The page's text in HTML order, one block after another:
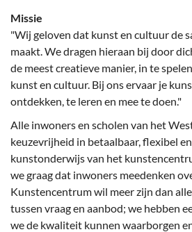
Missie
"Wij geloven dat kunst en cultuur de
maakt. We dragen hieraan bij door
de meest creatieve manier, in te
kunst en cultuur. Bij ons ervaar je
ontdekken, te leren en mee te doen."
Alle inwoners en scholen van het
keuzevrijheid in betaalbaar, flexibel
kunstonderwijs van het
we graag dat inwoners meedenken
Kunstencentrum wil meer zijn dan
tussen vraag en aanbod; we hebben
we de kwaliteit kunnen waarborgen